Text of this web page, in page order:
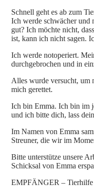
Schnell geht es ab zum
Ich werde schwächer und
gut? Ich möchte nicht,
ist, kann ich nicht sagen.
Ich werde notoperiert.
durchgebrochen und in
Alles wurde versucht, um
mich gerettet.
Ich bin Emma. Ich bin im
und ich bitte dich, lass
Im Namen von Emma
Streuner, die wir im
Bitte unterstütze unsere
Schicksal von Emma
EMPFÄNGER – Tierhilfe